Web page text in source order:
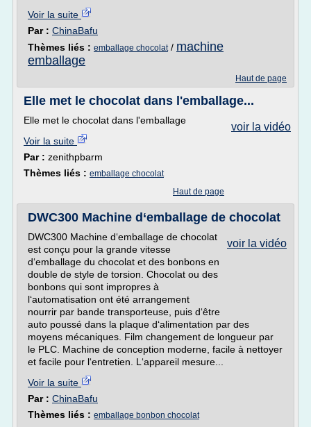
Voir la suite
Par : ChinaBafu
Thèmes liés : emballage chocolat/ machine
emballage
Haut de page
Elle met le chocolat dans l'emballage...
voir la vidéo
Elle met le chocolat dans l'emballage
Voir la suite
Par : zenithpbarm
Thèmes liés : emballage chocolat
Haut de page
DWC300 Machine d‘emballage de chocolat
voir la vidéo
DWC300 Machine d‘emballage de chocolat
est conçu pour la grande vitesse
d‘emballage du chocolat et des bonbons en
double de style de torsion. Chocolat ou des
bonbons qui sont impropres à
l‘automatisation ont été arrangement
nourrir par bande transporteuse, puis d‘être
auto poussé dans la plaque d‘alimentation par des
moyens mécaniques. Film changement de longueur par
le PLC. Machine de conception moderne, facile à nettoyer
et facile pour l‘entretien. L‘appareil mesure...
Voir la suite
Par : ChinaBafu
Thèmes liés : emballage bonbon chocolat